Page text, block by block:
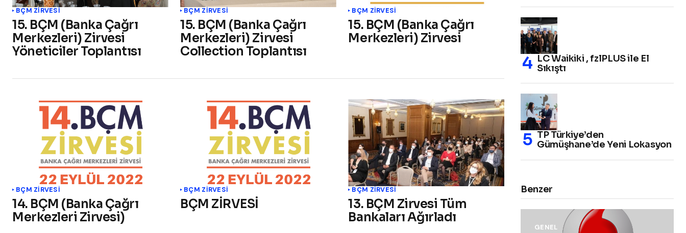
BÇM ZİRVESİ
15. BÇM (Banka Çağrı
Merkezleri) Zirvesi
Yöneticiler Toplantısı
BÇM ZİRVESİ
15. BÇM (Banka Çağrı
Merkezleri) Zirvesi
Collection Toplantısı
BÇM ZİRVESİ
15. BÇM (Banka Çağrı
Merkezleri) Zirvesi
BÇM ZİRVESİ
14. BÇM (Banka Çağrı
Merkezleri Zirvesi)
BÇM ZİRVESİ
BÇM ZİRVESİ
BÇM ZİRVESİ
13. BÇM Zirvesi Tüm
Bankaları Ağırladı
LC Waikiki , fzlPLUS ile El
Sıkıştı
TP Türkiye’den
Gümüşhane’de Yeni Lokasyon
Benzer
GENEL